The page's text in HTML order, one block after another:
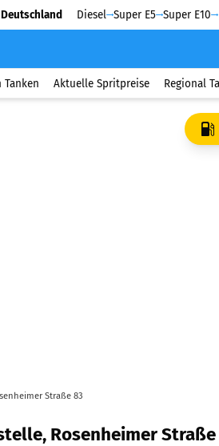
Diesel Super E5 Super E10
Tanken Aktuelle Spritpreise Regional
Straße 83
Rosenheimer